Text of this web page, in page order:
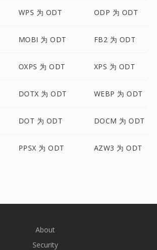
WPS 为 ODT ODP 为 ODT
MOBI 为 ODT FB2 为 ODT
OXPS 为 ODT XPS 为 ODT
DOTX 为 ODT WEBP 为 ODT
DOT 为 ODT DOCM 为 ODT
PPSX 为 ODT AZW3 为 ODT
About
Security